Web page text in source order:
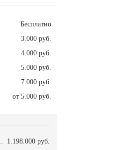
Бесплатно
3.000 руб.
4.000 руб.
5.000 руб.
7.000 руб.
от 5.000 руб.
1.198.000 руб.